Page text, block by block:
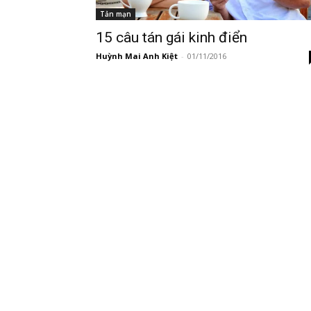
Tản mạn
15 câu tán gái kinh điển
Huỳnh Mai Anh Kiệt - 01/11/2016